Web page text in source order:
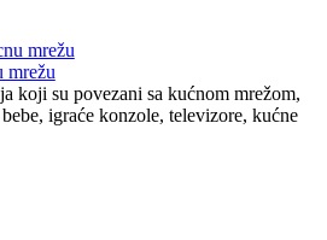
mrežu
koji su povezani sa kućnom mrežom,
igraće konzole, televizore, kućne